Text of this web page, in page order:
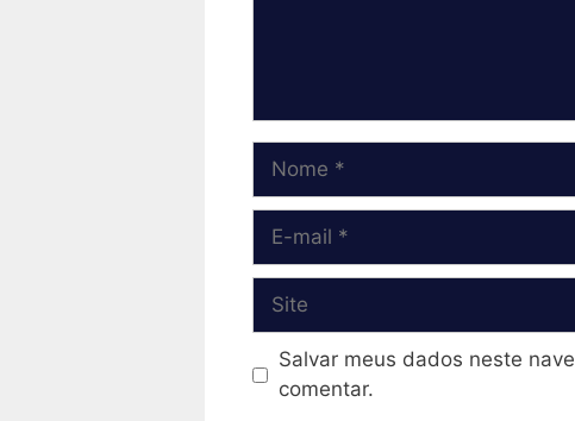
Nome
Site
Salvar meus dados neste
comentar.